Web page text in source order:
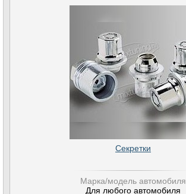
Секретки
Марка/модель автомобиля
Для любого автомобиля